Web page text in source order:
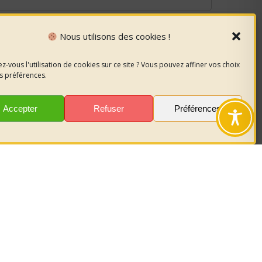
Nous utilisons des cookies !
vous l'utilisation de cookies sur ce site ? Vous pouvez affiner vos choix
préférences.
Accepter Refuser Préférences